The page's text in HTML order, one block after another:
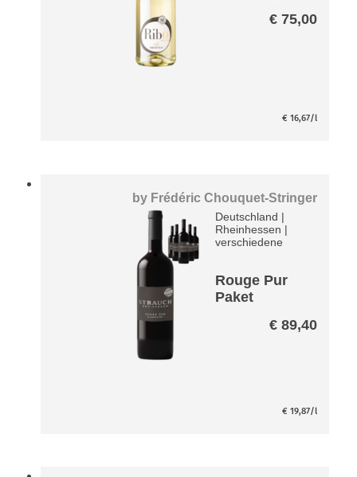
entalkoholisi
€75,00
€ 16,67/l
by Frédéric Chouquet-Stringer
Deutschland |
Rheinhessen |
verschiedene
Rouge Pur
Paket
€89,40
€ 19,87/l